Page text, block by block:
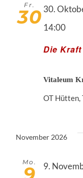
Fr.
30
Die
30.
14:00
Vitaleum
OT Hütten,
November 2026
Mo. 9.